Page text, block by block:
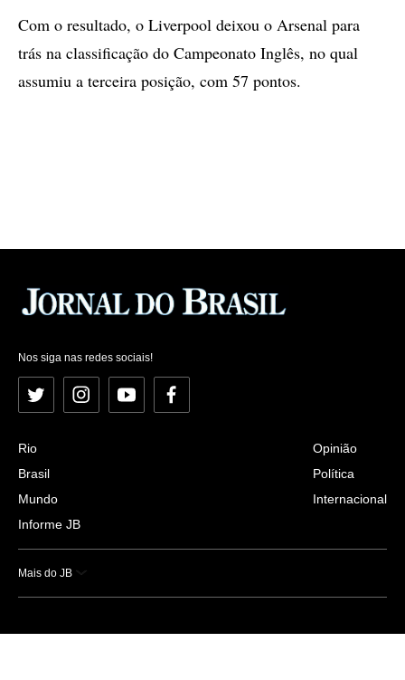
Com o resultado, o Liverpool deixou o Arsenal para
trás na classificação do Campeonato Inglês, no qual
assumiu a terceira posição, com 57 pontos.
Nos siga nas redes sociais!
Twitter InstagramYouTubeFacebook
Rio
Brasil
Mundo
Informe JB
Opinião
Política
Internacional
Mais do JB
Esportes